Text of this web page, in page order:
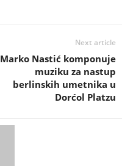
Next article
Marko Nastić komponuje
muziku za nastup
berlinskih umetnika u
Dorćol Platzu